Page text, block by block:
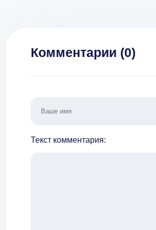
Комментарии (0)
Текст комментария: